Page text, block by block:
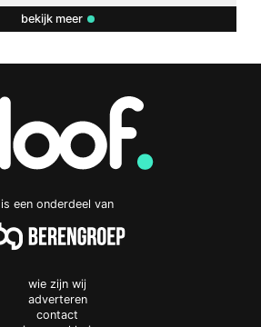
bekijk meer
is een onderdeel van
wie zijn wij
adverteren
contact